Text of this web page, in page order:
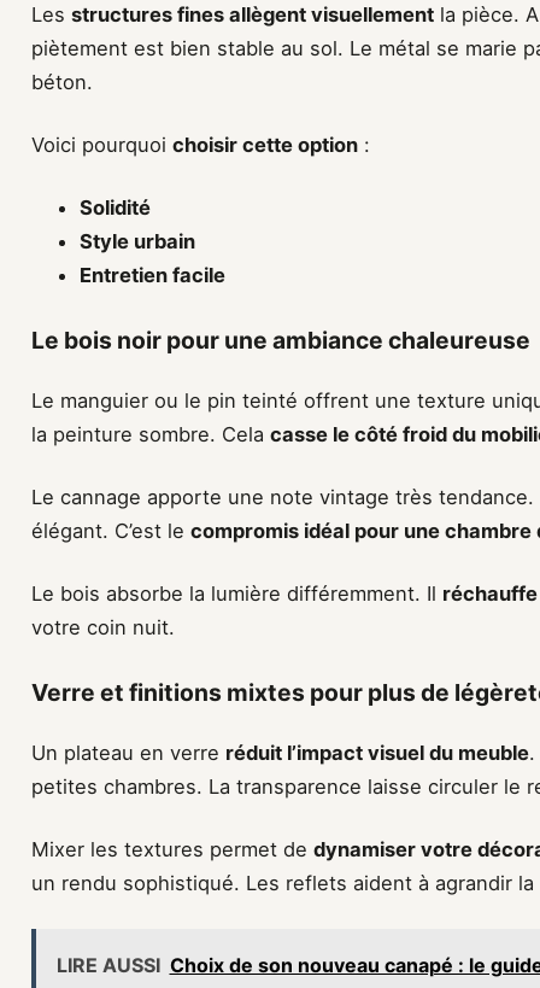
Les structures fines allègent visuellement la pièce.
piètement est bien stable au sol. Le métal se marie
béton.
Voici pourquoi choisir cette option :
Solidité
Style urbain
Entretien facile
Le bois noir pour une ambiance chaleureuse
Le manguier ou le pin teinté offrent une texture
la peinture sombre. Cela casse le côté froid du
Le cannage apporte une note vintage très
élégant. C’est le compromis idéal pour une
Le bois absorbe la lumière différemment. Il réchauffe
votre coin nuit.
Verre et finitions mixtes pour plus de
Un plateau en verre réduit l’impact visuel du meuble.
petites chambres. La transparence laisse circuler le
Mixer les textures permet de dynamiser votre
un rendu sophistiqué. Les reflets aident à agrandir
LIRE AUSSI Choix de son nouveau canapé : le